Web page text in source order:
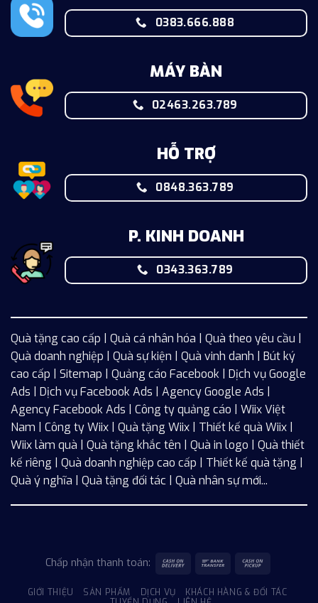
0383.666.888
MÁY BÀN
02463.263.789
HỖ TRỢ
0848.363.789
P. KINH DOANH
0343.363.789
Quà tặng cao cấp | Quà cá nhân hóa | Quà theo yêu cầu |
Quà doanh nghiệp | Quà sự kiện | Quà vinh danh | Bút ký
cao cấp | Sitemap | Quảng cáo Facebook | Dịch vụ Google
Ads
Dịch vụ Facebook Ads | Agency Google Ads |
Agency Facebook Ads | Công ty quảng cáo | WiixViệt
Nam | Công ty Wiix | Quà tặng Wiix | Thiết kế quà Wiix |
Wiix làm quà | Quà tặng khắc tên | Quà in logo | Quà thiết
kế riêng | Quà doanh nghiệp cao cấp | Thiết kế quà tặng |
Quà ý nghĩa | Quà tặng đối tác | Quà nhân sự mới...
Chấp nhận thanh toán:
GIỚI THIỆU SẢN PHẨM DỊCH VỤ
KHÁCH HÀNG & ĐỐI TÁC